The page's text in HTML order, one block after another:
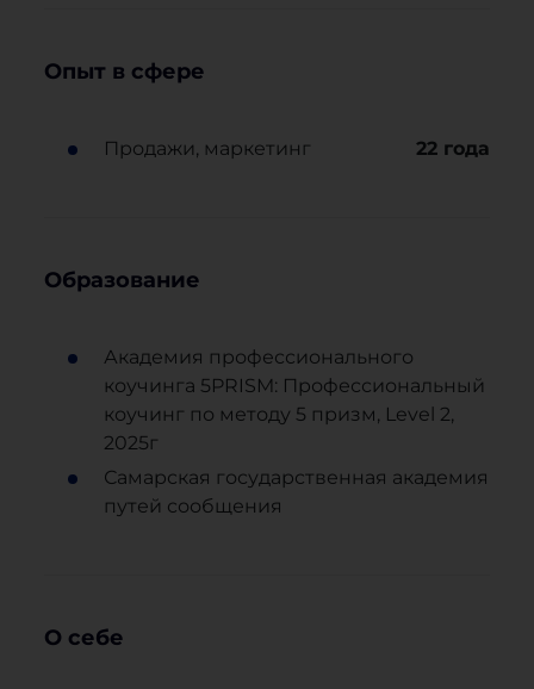
Опыт в сфере
Продажи, маркетинг 22 года
Образование
Академия профессионального
коучинга 5PRISM: Профессиональный
коучинг по методу 5 призм, Level 2,
2025г
Самарская государственная академия
путей сообщения
О себе